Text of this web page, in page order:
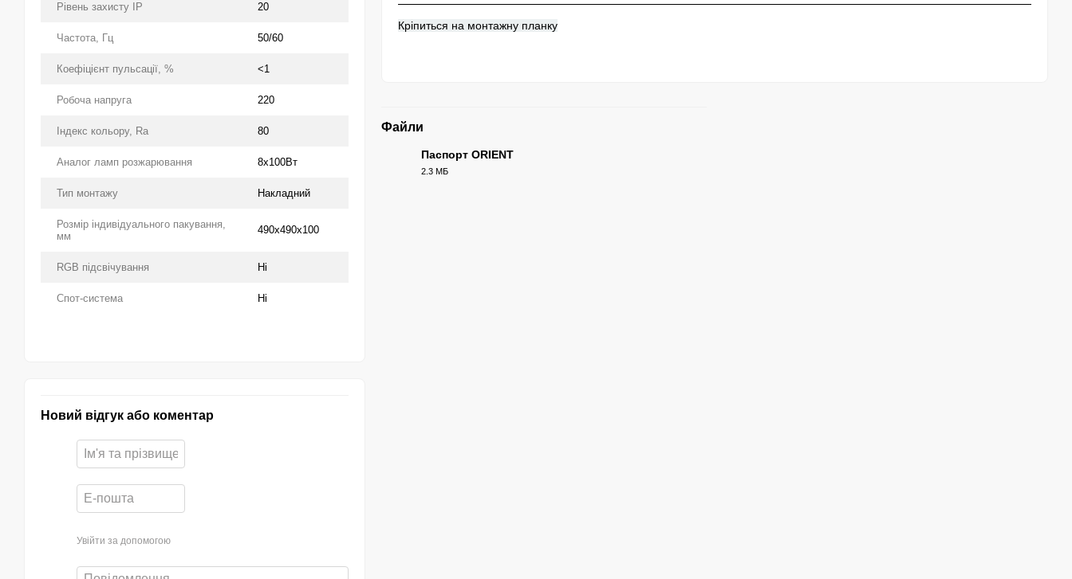
Рівень захисту IP 20
Частота, Гц 50/60
Коефіцієнт пульсації, % <1
Робоча напруга 220
Індекс кольору, Ra 80
Аналог ламп розжарювання 8х100Вт
Тип монтажу Накладний
Розмір індивідуального пакування,
мм
490x490x100
RGB підсвічування Ні
Спот-система Ні
Новий відгук або коментар
Увійти за допомогою
Кріпиться на монтажну планку
Файли
Паспорт ORIENT
2.3 МБ